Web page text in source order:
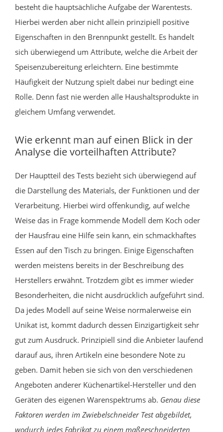
besteht die hauptsächliche Aufgabe der Warentests.
Hierbei werden aber nicht allein prinzipiell positive
Eigenschaften in den Brennpunkt gestellt. Es handelt
sich überwiegend um Attribute, welche die Arbeit der
Speisenzubereitung erleichtern. Eine bestimmte
Häufigkeit der Nutzung spielt dabei nur bedingt eine
Rolle. Denn fast nie werden alle Haushaltsprodukte in
gleichem Umfang verwendet.
Wie erkennt man auf einen Blick in der
Analyse die vorteilhaften Attribute?
Der Hauptteil des Tests bezieht sich überwiegend auf
die Darstellung des Materials, der Funktionen und der
Verarbeitung. Hierbei wird offenkundig, auf welche
Weise das in Frage kommende Modell dem Koch oder
der Hausfrau eine Hilfe sein kann, ein schmackhaftes
Essen auf den Tisch zu bringen. Einige Eigenschaften
werden meistens bereits in der Beschreibung des
Herstellers erwähnt. Trotzdem gibt es immer wieder
Besonderheiten, die nicht ausdrücklich aufgeführt sind.
Da jedes Modell auf seine Weise normalerweise ein
Unikat ist, kommt dadurch dessen Einzigartigkeit sehr
gut zum Ausdruck. Prinzipiell sind die Anbieter laufend
darauf aus, ihren Artikeln eine besondere Note zu
geben. Damit heben sie sich von den verschiedenen
Angeboten anderer Küchenartikel-Hersteller und den
Geräten des eigenen Warenspektrums ab. Genau diese
Faktoren werden im Zwiebelschneider Test abgebildet,
wodurch jedes Fabrikat zu einem maßgeschneiderten